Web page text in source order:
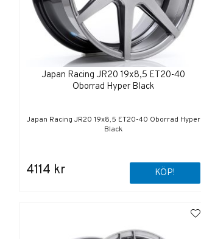
Japan Racing JR20 19x8,5 ET20-40
Oborrad Hyper Black
Japan Racing JR20 19x8,5 ET20-40 Oborrad Hyper
Black
4114 kr KÖP!